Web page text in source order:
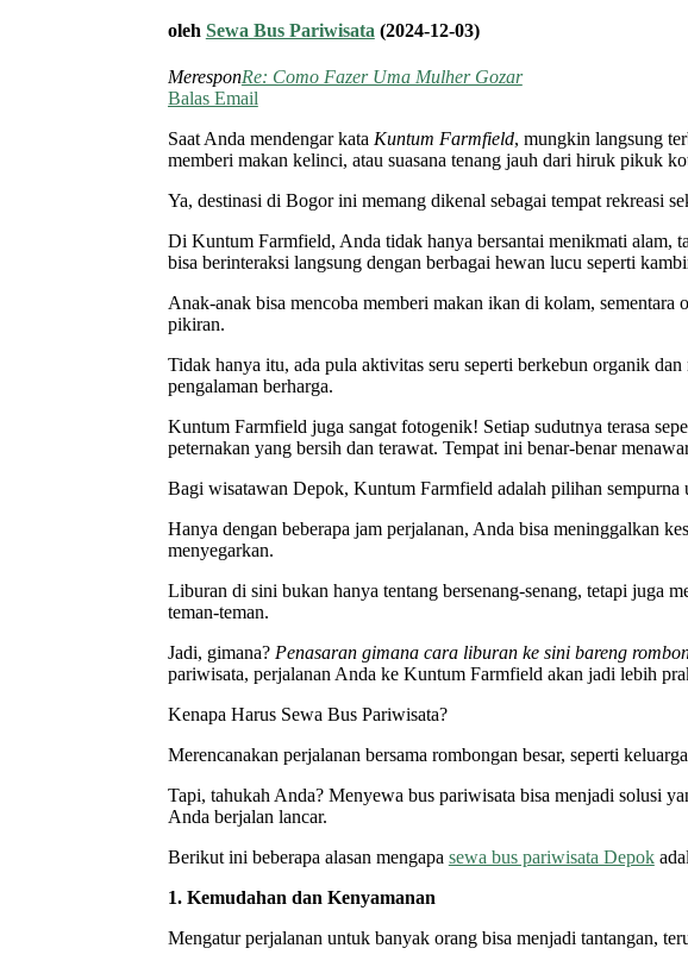
oleh Sewa Bus Pariwisata (2024-12-03)
MeresponRe: Como Fazer Uma Mulher Gozar
Balas Email
Saat Anda mendengar kata Kuntum Farmfield, mungkin langsung
memberi makan kelinci, atau suasana tenang jauh dari hiruk pikuk
Ya, destinasi di Bogor ini memang dikenal sebagai tempat rekreasi
Di Kuntum Farmfield, Anda tidak hanya bersantai menikmati alam,
bisa berinteraksi langsung dengan berbagai hewan lucu seperti
Anak-anak bisa mencoba memberi makan ikan di kolam, sementara
pikiran.
Tidak hanya itu, ada pula aktivitas seru seperti berkebun organik
pengalaman berharga.
Kuntum Farmfield juga sangat fotogenik! Setiap sudutnya terasa
peternakan yang bersih dan terawat. Tempat ini benar-benar
Bagi wisatawan Depok, Kuntum Farmfield adalah pilihan sempurna
Hanya dengan beberapa jam perjalanan, Anda bisa meninggalkan
menyegarkan.
Liburan di sini bukan hanya tentang bersenang-senang, tetapi juga
teman-teman.
Jadi, gimana? Penasaran gimana cara liburan ke sini bareng
pariwisata, perjalanan Anda ke Kuntum Farmfield akan jadi lebih
Kenapa Harus Sewa Bus Pariwisata?
Merencanakan perjalanan bersama rombongan besar, seperti
Tapi, tahukah Anda? Menyewa bus pariwisata bisa menjadi solusi
Anda berjalan lancar.
Berikut ini beberapa alasan mengapa sewa bus pariwisata Depok
1. Kemudahan dan Kenyamanan
Mengatur perjalanan untuk banyak orang bisa menjadi tantangan,